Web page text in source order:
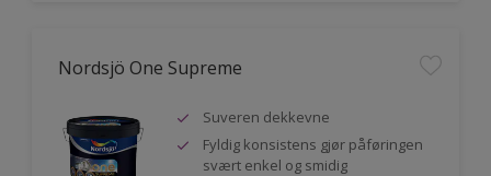
Nordsjö One Supreme
Suveren dekkevne
Fyldig konsistens gjør påføringen
svært enkel og smidig